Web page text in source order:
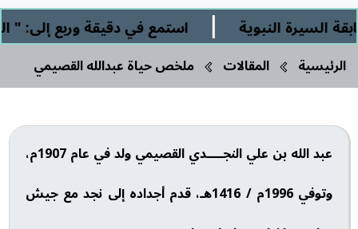
النبوية
| استمع في دقيقة وربع إلى: "
الرئيسية المقالات ملخص حياة عبدالله القصيمي
عبد الله بن علي النجــــدي القصيمي ولد في عام 1907م،
وتوفي 1996م / 1416هـ، قدم أجداده إلى نجد مع جيش